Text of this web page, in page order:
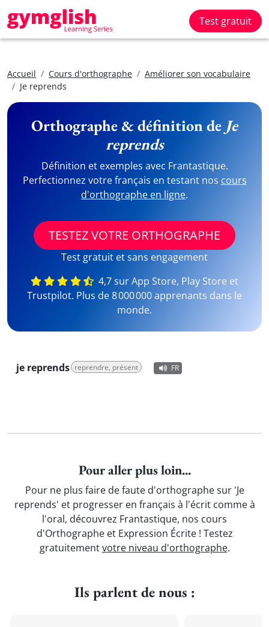
Test gratuit
Accueil Cours d'orthographe
Améliorer son vocabulaire
Je reprends
Orthographe & définition de Je
reprends
Définition et exemples avec Frantastique.
Perfectionnez votre français en testant nos cours
d'orthographe en ligne.
TESTEZ VOTRE ORTHOGRAPHE
Test gratuit et sans engagement
4,7 sur App Store, Play Store et
Trustpilot. Plus de 8 000 000 apprenants dans le
monde.
je reprends reprendre, présent FR
Pour aller plus loin...
Pour ne plus faire de faute d'orthographe sur 'Je
reprends' et progresser en français à l'écrit comme à
l'oral, découvrez Frantastique, nos cours
d'Orthographe et Expression Écrite ! Testez
gratuitementvotre niveau d'orthographe.
Ils parlent de nous :